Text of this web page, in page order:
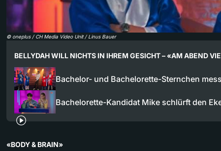
© oneplus / CH Media Video Unit / Linus Bauer
BELLYDAH WILL NICHTS IN IHREM GESICHT – «AM ABEND
Bachelor- und Bachelorette-Sternchen
Bachelorette-Kandidat Mike schlürft den
«BODY & BRAIN»